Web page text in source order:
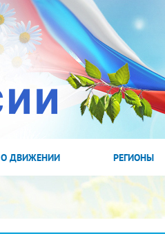
О ДВИЖЕНИИ РЕГИОНЫ